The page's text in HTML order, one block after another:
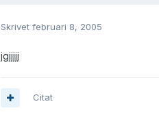
Skrivet februari 8, 2005
jgjjjjj
Citat